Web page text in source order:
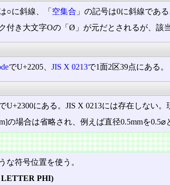
○に斜線、「 空集合 」の記号は0に斜線であ
付き大文字Oの「Ø」が元だとされるが、該
でU+2205、JIS X 0213で1面2区39点にある。
U+2300にある。JIS X 0213には存在しない
の場合は省略され、例えば直径0.5mmを0.5⌀
な符号位置を使う。
PHI)